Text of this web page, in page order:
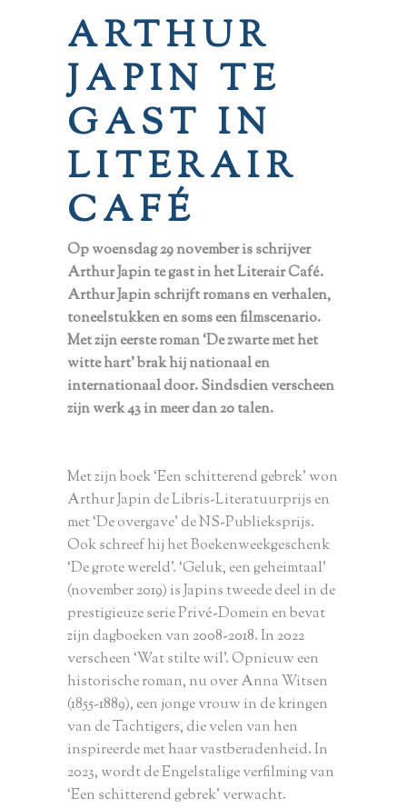
ARTHUR
JAPIN TE
GAST IN
LITERAIR
CAFÉ
Op woensdag 29 november is schrijver
Arthur Japin te gast in het Literair Café.
Arthur Japin schrijft romans en verhalen,
toneelstukken en soms een filmscenario.
Met zijn eerste roman ‘De zwarte met het
witte hart’ brak hij nationaal en
internationaal door. Sindsdien verscheen
zijn werk 43 in meer dan 20 talen.
Met zijn boek ‘Een schitterend gebrek’ won
Arthur Japin de Libris-Literatuurprijs en
met ‘De overgave’ de NS-Publieksprijs.
Ook schreef hij het Boekenweekgeschenk
‘De grote wereld’. ‘Geluk, een geheimtaal’
(november 2019) is Japins tweede deel in de
prestigieuze serie Privé-Domein en bevat
zijn dagboeken van 2008-2018. In 2022
verscheen ‘Wat stilte wil’. Opnieuw een
historische roman, nu over Anna Witsen
(1855-1889), een jonge vrouw in de kringen
van de Tachtigers, die velen van hen
inspireerde met haar vastberadenheid. In
2023, wordt de Engelstalige verfilming van
‘Een schitterend gebrek’ verwacht.